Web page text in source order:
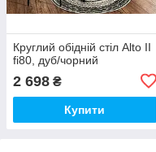
Круглий обідній стіл Alto II
fi80, дуб/чорний
2 698 ₴
Купити